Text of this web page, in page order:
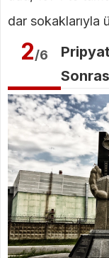
dar sokaklarıyla
2/6